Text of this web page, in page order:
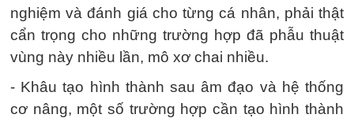
nghiệm và đánh giá cho từng cá nhân, phải thật
cẩn trọng cho những trường hợp đã phẫu thuật
vùng này nhiều lần, mô xơ chai nhiều.
- Khâu tạo hình thành sau âm đạo và hệ thống
cơ nâng, một số trường hợp cần tạo hình thành